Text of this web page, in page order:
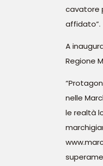
cavatore
affidato”.
A
Regione
nelle
le realtà